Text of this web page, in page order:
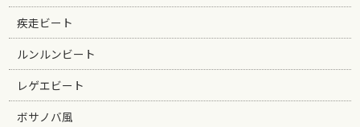
疾走ビート
ルンルンビート
レゲエビート
ボサノバ風